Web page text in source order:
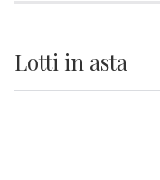
Lotti in asta